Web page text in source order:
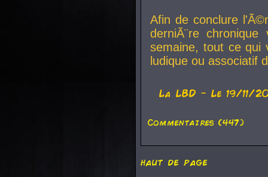
Afin de conclure
derniÃ¨re
semaine, tout ce qui
ludique ou associatif
La LBD - Le 19/11/
Commentaires (447)
haut de page